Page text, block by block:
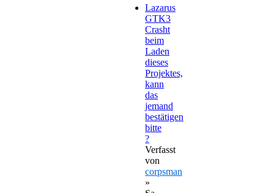
Lazarus
GTK3
Crasht
beim
Laden
dieses
Projektes,
kann
das
jemand
bestätigen
bitte
?
Verfasst
von
corpsman
»